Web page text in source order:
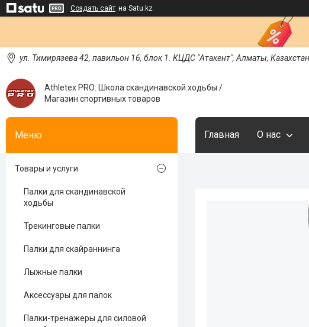
Создать сайт на Satu.kz
ул. Тимирязева 42, павильон 16, блок 1. КЦДС "Атакент", Алматы, Казахстан
Athletex PRO: Школа скандинавской ходьбы /
Магазин спортивных товаров
Главная О нас
Товары и услуги
Палки для скандинавской
ходьбы
Трекинговые палки
Палки для скайраннинга
Лыжные палки
Аксессуары для палок
Палки-тренажеры для силовой